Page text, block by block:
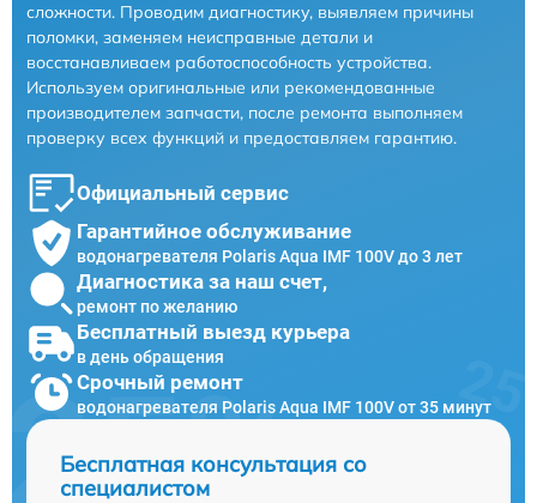
сложности. Проводим диагностику, выявляем причины
поломки, заменяем неисправные детали и
восстанавливаем работоспособность устройства.
Используем оригинальные или рекомендованные
производителем запчасти, после ремонта выполняем
проверку всех функций и предоставляем гарантию.
Официальный сервис
Гарантийное обслуживание
водонагревателя Polaris Aqua IMF 100V до 3 лет
Диагностика за наш счет,
ремонт по желанию
Бесплатный выезд курьера
в день обращения
Срочный ремонт
водонагревателя Polaris Aqua IMF 100V от 35 минут
Бесплатная консультация со
специалистом